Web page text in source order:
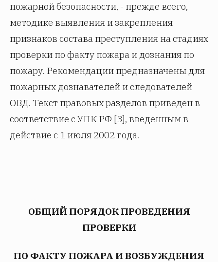
пожарной безопасности, - прежде всего,
методике выявления и закрепления
признаков состава преступления на стадиях
проверки по факту пожара и дознания по
пожару. Рекомендации предназначены для
пожарных дознавателей и следователей
ОВД. Текст правовых разделов приведен в
соответствие с УПК РФ [3], введенным в
действие с 1 июля 2002 года.
ОБЩИЙ ПОРЯДОК ПРОВЕДЕНИЯ
ПРОВЕРКИ
ПО ФАКТУ ПОЖАРА И ВОЗБУЖДЕНИЯ